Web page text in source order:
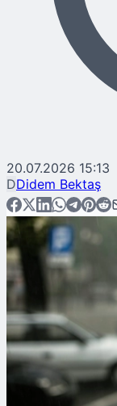
20.07.2026 15:13
DDidem Bektaş